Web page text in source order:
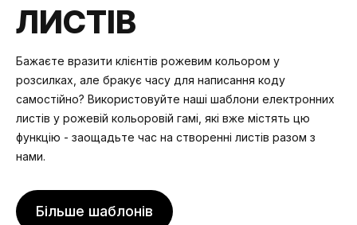
ЛИСТІВ
Бажаєте вразити клієнтів рожевим кольором у
розсилках, але бракує часу для написання коду
самостійно? Використовуйте наші шаблони електронних
листів у рожевій кольоровій гамі, які вже містять цю
функцію - заощадьте час на створенні листів разом з
нами.
Більше шаблонів